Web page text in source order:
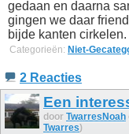
gedaan en daarna
gingen we daar
bijde kanten cirkelen.
Categorieën: Niet-
2 Reacties
Een
door TwarresNoah
Twarres)